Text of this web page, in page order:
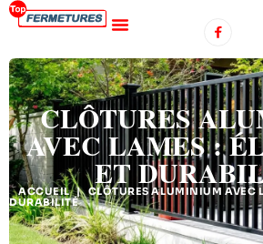
CLÔTURES
AVEC LAMES :
ET
ACCUEIL | CLÔTURES ALUMINIUM AVEC
DURABILITÉ